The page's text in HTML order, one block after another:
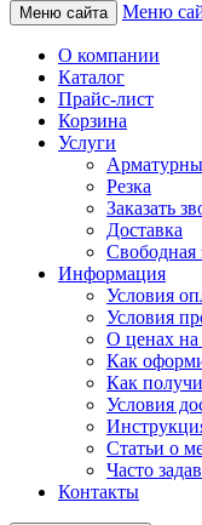
Меню сайта Меню
О компании
Каталог
Прайс-лист
Корзина
Услуги
Резка
Заказать
Доставка
Свободная
Информация
Условия
Условия
О ценах на
Как
Как
Условия
Статьи о
Часто
Контакты